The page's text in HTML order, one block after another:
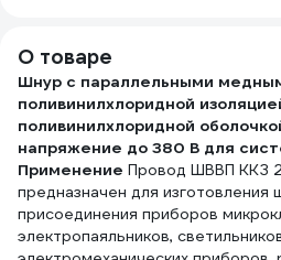
О товаре
Шнур с параллельными
поливинилхлоридной
поливинилхлоридной
напряжение до 380 В для
Применение Провод ШВВП ККЗ
предназначен для изготовления
присоединения приборов
электропаяльников,